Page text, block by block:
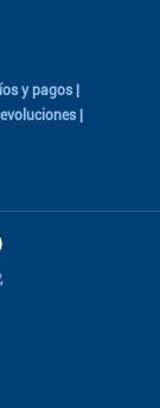
y pagos